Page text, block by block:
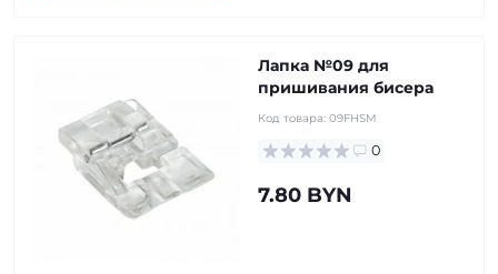
Лапка №09 для
пришивания бисера
Код товара: 09FHSM
0
7.80 BYN